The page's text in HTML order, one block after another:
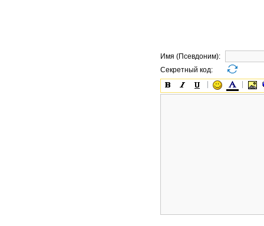
Имя (Псевдоним):
Секретный код: